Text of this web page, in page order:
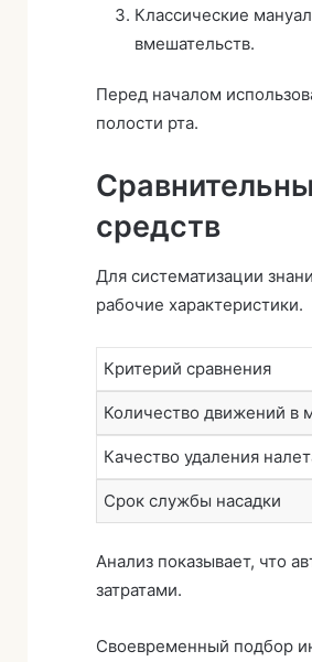
Классические
вмешательств.
Перед началом
полости рта.
средств
Для систематизации
рабочие характеристики.
Критерий сравнения
Количество движений в
Качество удаления
Срок службы насадки
Анализ показывает, что
затратами.
Своевременный подбор